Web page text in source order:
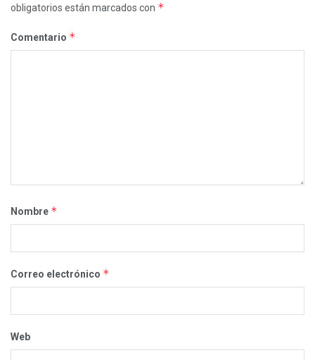
obligatorios están marcados con *
Comentario *
Nombre *
Correo electrónico *
Web